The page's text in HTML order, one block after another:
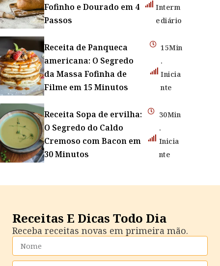
Fofinho e Dourado em 4
Passos
Interm
ediário
Receita de Panqueca
americana: O Segredo
da Massa Fofinha de
Filme em 15 Minutos
15Min
.
Inicia
nte
Receita Sopa de ervilha:
O Segredo do Caldo
Cremoso com Bacon em
30 Minutos
30Min
.
Inicia
nte
Receitas E Dicas Todo Dia
Receba receitas novas em primeira mão.